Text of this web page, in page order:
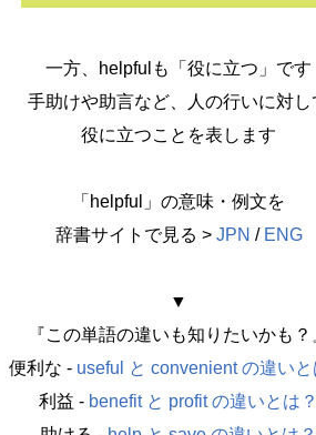
一方、helpfulも「役に立つ」です
手助けや助言など、人の行いに対し
役に立つことを表します
「helpful」の意味・例文を
辞書サイトで見る > JPN / ENG
▼
『この単語の違いも知りたいかも？
便利な - useful と convenient の違い
利益 - benefit と profit の違いとは